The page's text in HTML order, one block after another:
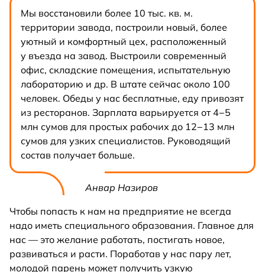
Мы восстановили более 10 тыс. кв. м.
территории завода, построили новый, более
уютный и комфортный цех, расположенный
у въезда на завод. Выстроили современный
офис, складские помещения, испытательную
лабораторию и др. В штате сейчас около 100
человек. Обеды у нас бесплатные, еду привозят
из ресторанов. Зарплата варьируется от 4−5
млн сумов для простых рабочих до 12−13 млн
сумов для узких специалистов. Руководящий
состав получает больше.
Анвар Назиров
Чтобы попасть к нам на предприятие не всегда
надо иметь специального образования. Главное для
нас — это желание работать, постигать новое,
развиваться и расти. Поработав у нас пару лет,
молодой парень может получить узкую